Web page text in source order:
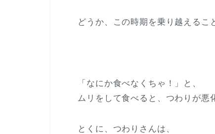
どうか、この時期を乗り越えるこ
「なにか食べなくちゃ！」と、
ムリをして食べると、つわりが悪
とくに、つわりさんは、